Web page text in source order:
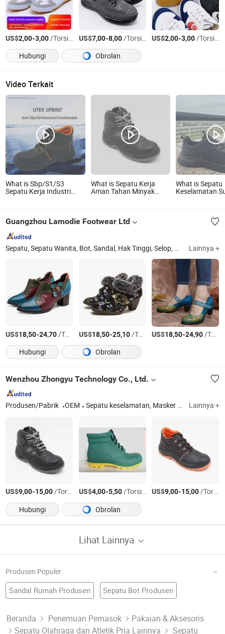
US$2,00-3,00/Torsi AS US$7,00-8,00/Torsi AS US$2,00-3,00/Torsi AS
Hubungi
Obrolan
Video Terkait
What is Sbp/S1/S3
Sepatu Kerja Industri
Pekerja
What is Sepatu Kerja
Aman Tahan Minyak
What is Sepatu
Keselamatan
Disesuaikan
Guangzhou Lamodie Footwear Ltd
Sepatu, Sepatu Wanita, Bot, Sandal, Hak Tinggi, Selop, Clog, Datar Lainnya +
US$18,50-24,70/Torsi AS US$18,50-25,10/Torsi AS US$18,50-24,90/Torsi AS
Hubungi
Obrolan
Wenzhou Zhongyu Technology Co., Ltd.
Produsen/Pabrik OEM Sepatu keselamatan, Masker wajah Lainnya +
US$9,00-15,00/Torsi AS US$4,00-5,50/Torsi AS US$9,00-15,00/Torsi AS
Hubungi
Obrolan
Lihat Lainnya
Produsen Populer
Sandal Rumah Produsen Sepatu Bot Produsen
Sepatu Formal Pabrik Sepatu Pekerja Pabrik
Sepatu Diskon Sepatu China
Beranda Penemuan Pemasok
Pakaian & Aksesoris
Sepatu Olahraga dan Atletik Pria Lainnya
Sepatu